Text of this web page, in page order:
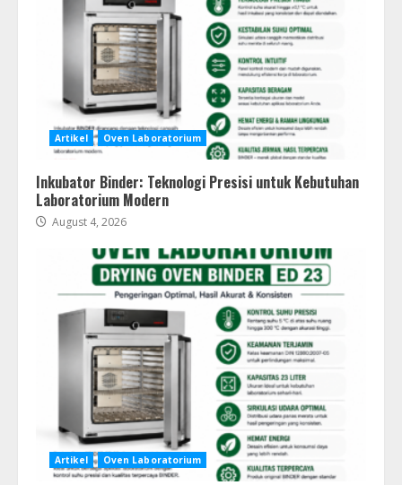
Artikel Oven Laboratorium
Inkubator Binder: Teknologi Presisi untuk Kebutuhan
Laboratorium Modern
August 4, 2026
Artikel Oven Laboratorium